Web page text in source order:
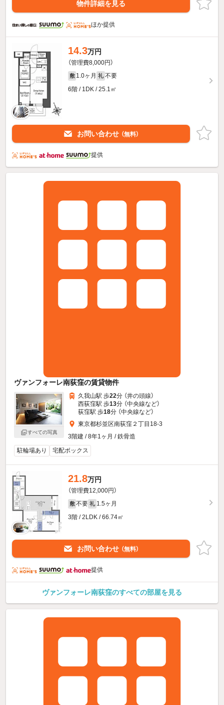
物件詳細を見る
ほか提供
14.3万円
（管理費8,000円）
敷 1.0ヶ月 礼 不要
6階 / 1DK / 25.1㎡
お問い合わせ （無料）
提供
ヴァンフォーレ南荻窪の賃貸物件
すべての写真
久我山駅 歩22分 （井の頭線）
西荻窪駅 歩13分 （中央線など）
荻窪駅 歩18分 （中央線など）
東京都杉並区南荻窪２丁目18-3
3階建 / 8年1ヶ月 / 鉄骨造
駐輪場あり
宅配ボックス
21.8万円
（管理費12,000円）
敷 不要 礼 1.5ヶ月
3階 / 2LDK / 66.74㎡
お問い合わせ （無料）
提供
ヴァンフォーレ南荻窪のすべての部屋を見る